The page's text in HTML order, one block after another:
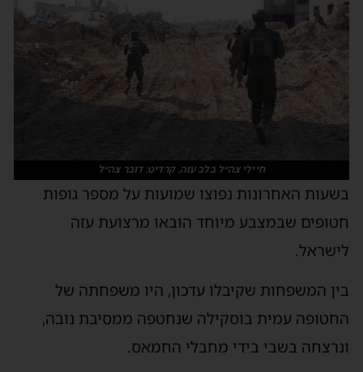
חיילי צה״ל בלב עזה. קרדיט: דובר צה״ל
בשעות האחרונות נפוצו שמועות על מספר גופות
חטופים שבמצבע מיוחד הובאו מרצועת עזה
לישראל.
בין המשפחות שקיבלו עדכון, היו משפחתה של
החטופה עמית בוסקילה שנחטפה ממסיבת נובה,
ונרצחה בשבי בידי מחבלי החמאס.